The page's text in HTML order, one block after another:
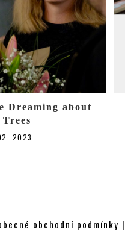
Dreaming about
2023
obchodní podmínky |